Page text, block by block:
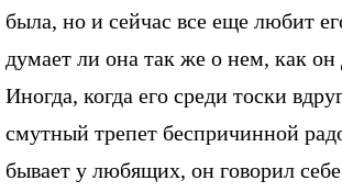
была, но и сейчас все еще любит
думает ли она так же о нем, как он
Иногда, когда его среди тоски
смутный трепет беспричинной
бывает у любящих, он говорил